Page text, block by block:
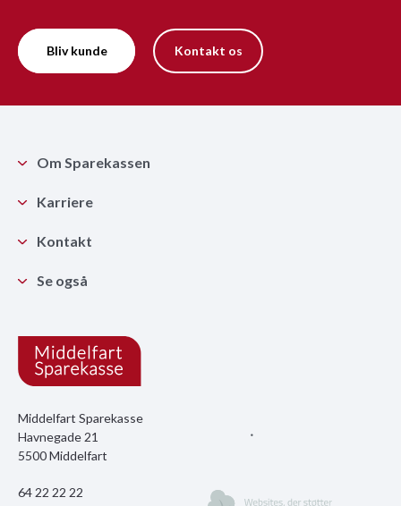
Bliv kunde Kontakt os
Middelfart Sparekasse
Havnegade 21
5500 Middelfart
64 22 22 22
Om Sparekassen
Karriere
Kontakt
Se også